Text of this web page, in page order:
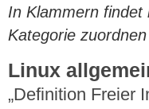
In Klammern findet
Kategorie
Linux
„Definition Freier